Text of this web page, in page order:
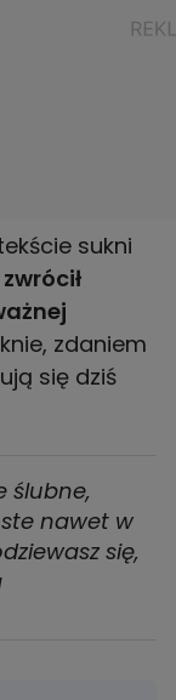
sukni
zdaniem
się dziś
ślubne,
nawet w
się,